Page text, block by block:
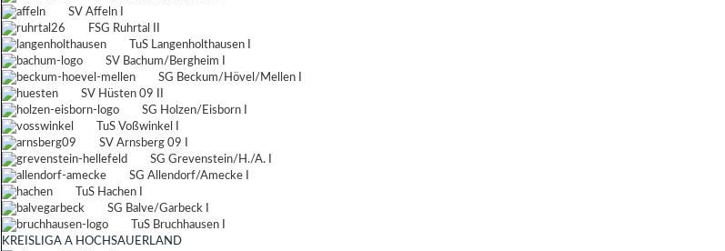
SV Affeln I
FSG Ruhrtal II
TuS Langenholthausen I
SV Bachum/Bergheim I
SG Beckum/Hövel/Mellen I
SV Hüsten 09 II
SG Holzen/Eisborn I
TuS Voßwinkel I
SV Arnsberg 09 I
SG Grevenstein/H./A. I
SG Allendorf/Amecke I
TuS Hachen I
SG Balve/Garbeck I
TuS Bruchhausen I
KREISLIGA A HOCHSAUERLAND